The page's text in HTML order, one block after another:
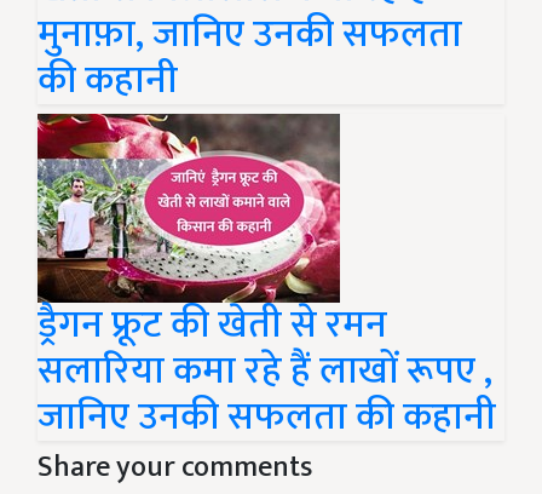
मुनाफ़ा, जानिए उनकी सफलता
की कहानी
ड्रैगन फ्रूट की खेती से रमन
सलारिया कमा रहे हैं लाखों रूपए ,
जानिए उनकी सफलता की कहानी
Share your comments